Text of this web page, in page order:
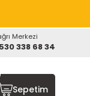
Merkezi
338 68 34
Sepetim